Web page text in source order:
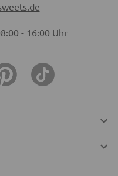
- 16:00 Uhr